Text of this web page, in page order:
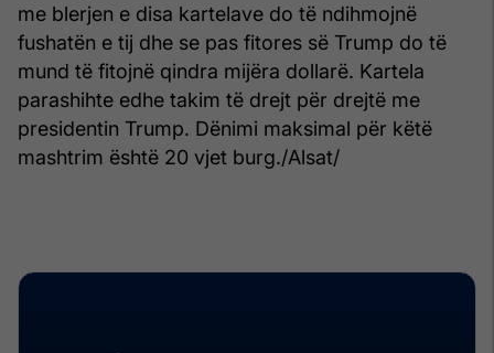
me blerjen e disa kartelave do të ndihmojnë
fushatën e tij dhe se pas fitores së Trump do të
mund të fitojnë qindra mijëra dollarë. Kartela
parashihte edhe takim të drejt për drejtë me
presidentin Trump. Dënimi maksimal për këtë
mashtrim është 20 vjet burg./Alsat/